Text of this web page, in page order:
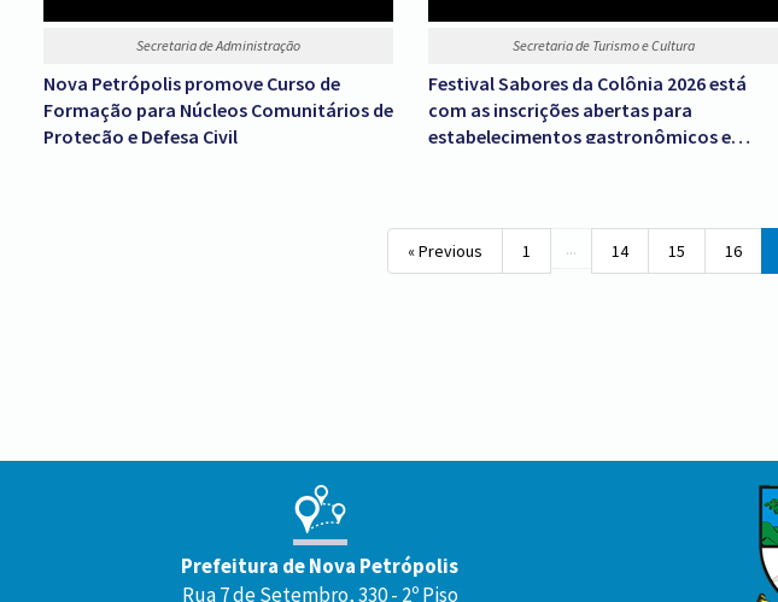
Secretaria de Administração
Nova Petrópolis promove Curso de
Formação para Núcleos Comunitários de
Proteção e Defesa Civil
Secretaria de Turismo e Cultura
Festival Sabores da Colônia 2026 está
com as inscrições abertas para
estabelecimentos gastronômicos e
« Previous 1 ... 14 15 16
Prefeitura de Nova Petrópolis
Rua 7 de Setembro, 330 - 2º Piso